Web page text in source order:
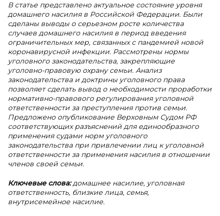
В статье представлено актуальное состояние уровня
домашнего насилия в Российской Федерации. Были
сделаны выводы о серьезном росте количества
случаев домашнего насилия в период введения
ограничительных мер, связанных с пандемией новой
коронавирусной инфекции. Рассмотрены нормы
уголовного законодательства, закрепляющие
уголовно-правовую охрану семьи. Анализ
законодательства и доктрины уголовного права
позволяет сделать вывод о необходимости проработки
нормативно-правового регулирования уголовной
ответственности за преступления против семьи.
Предложено опубликование Верховным Судом РФ
соответствующих разъяснений для единообразного
применения судами норм уголовного
законодательства при привлечении лиц к уголовной
ответственности за применения насилия в отношении
членов своей семьи.
Ключевые слова:домашнее насилие, уголовная
ответственность, близкие лица, семья,
внутрисемейное насилие.